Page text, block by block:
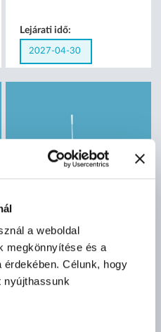
a weboldal
megkönnyítése és a
Célunk, hogy
nyújthassunk
Lejárati idő:
2027-04-30
Elysium 5 az 1-ben SARS-
CoV-2 & influenza A+B &